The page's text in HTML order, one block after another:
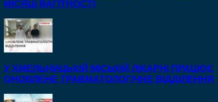
МІСЯЦІ ВАГІТНОСТІ
У ХМЕЛЬНИЦЬКІЙ МІСЬКІЙ ЛІКАРНІ ПРАЦЮЄ
ОНОВЛЕНЕ ТРАВМАТОЛОГІЧНЕ ВІДДІЛЕННЯ